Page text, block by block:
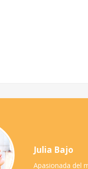
Julia Bajo
Apasionada del